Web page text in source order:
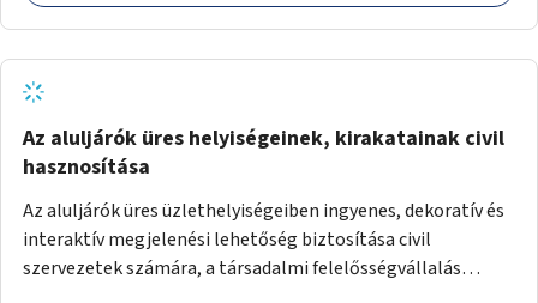
Az aluljárók üres helyiségeinek, kirakatainak civil
hasznosítása
Az aluljárók üres üzlethelyiségeiben ingyenes, dekoratív és
interaktív megjelenési lehetőség biztosítása civil
szervezetek számára, a társadalmi felelősségvállalás